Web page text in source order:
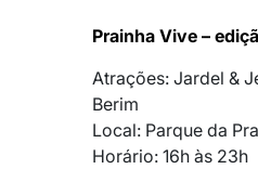
Prainha Vive –
Atrações: Jardel &
Berim
Local: Parque da
Horário: 16h às 23h